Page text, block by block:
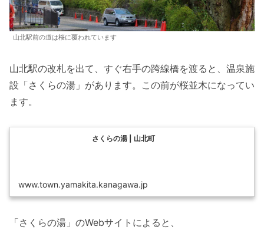
山北駅前の道は桜に覆われています
山北駅の改札を出て、すぐ右手の跨線橋を渡ると、温泉施
設「さくらの湯」があります。この前が桜並木になってい
ます。
さくらの湯 | 山北町
www.town.yamakita.kanagawa.jp
「さくらの湯」のWebサイトによると、